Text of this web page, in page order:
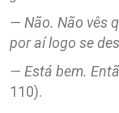
— Não. Não vês
por aí logo se
— Está bem.
110).